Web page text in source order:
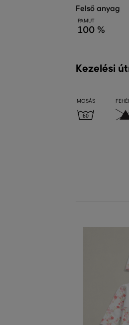
felső anyag
PAMUT
100 %
Kezelési
MOSÁS